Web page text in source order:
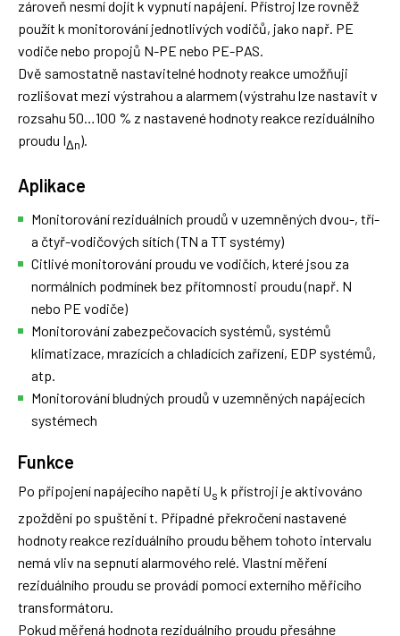
zároveň nesmí dojít k vypnutí napájení. Přístroj lze rovněž
použít k monitorování jednotlivých vodičů, jako např. PE
vodiče nebo propojů N-PE nebo PE-PAS.
Dvě samostatně nastavitelné hodnoty reakce umožňuji
rozlišovat mezi výstrahou a alarmem (výstrahu lze nastavit v
rozsahu 50…100 % z nastavené hodnoty reakce reziduálního
proudu IΔn).
Aplikace
Monitorování reziduálních proudů v uzemněných dvou-, tří-
a čtyř-vodičových sítích (TN a TT systémy)
Citlivé monitorování proudu ve vodičích, které jsou za
normálních podmínek bez přítomnosti proudu (např. N
nebo PE vodiče)
Monitorování zabezpečovacích systémů, systémů
klimatizace, mrazících a chladících zařízení, EDP systémů,
atp.
Monitorování bludných proudů v uzemněných napájecích
systémech
Funkce
Po připojení napájecího napětí Us k přístroji je aktivováno
zpoždění po spuštění t. Případné překročení nastavené
hodnoty reakce reziduálního proudu během tohoto intervalu
nemá vliv na sepnutí alarmového relé. Vlastní měření
reziduálního proudu se provádí pomocí externího měřicího
transformátoru.
Pokud měřená hodnota reziduálního proudu přesáhne